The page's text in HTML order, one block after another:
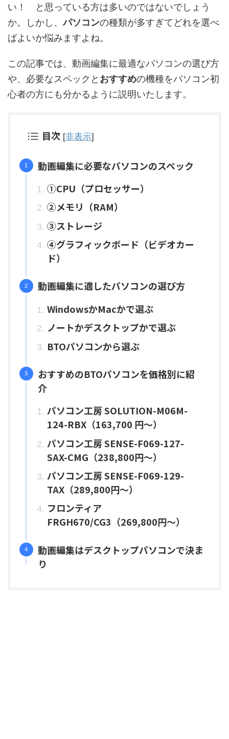
い！ と思っている方は多いのではないでしょう
か。しかし、パソコンの種類が多すぎてどれを選べ
ばよいか悩みますよね。
この記事では、動画編集に最適なパソコンの選び方
や、必要なスペックと おすすめの機種をパソコン初
心者の方にも分かるように説明いたします。
目次 [非表示]
動画編集に必要なパソコンのスペック
①CPU（プロセッサー）
②メモリ（RAM）
③ストレージ
④グラフィックボード（ビデオカー
ド）
動画編集に適したパソコンの選び方
WindowsかMacかで選ぶ
ノートかデスクトップかで選ぶ
BTOパソコンから選ぶ
おすすめのBTOパソコンを価格別に紹
介
パソコン工房 SOLUTION-M06M-
124-RBX（163,700 円～）
パソコン工房 SENSE-F069-127-
SAX-CMG（238,800円〜）
パソコン工房 SENSE-F069-129-
TAX（289,800円〜）
フロンティア
FRGH670/CG3（269,800円〜）
動画編集はデスクトップパソコンで決ま
り